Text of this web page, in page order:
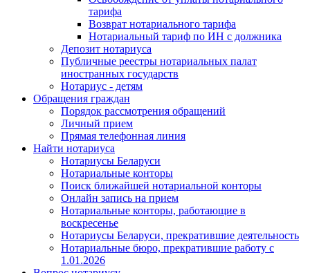
тарифа
Возврат нотариального тарифа
Нотариальный тариф по ИН с должника
Депозит нотариуса
Публичные реестры нотариальных палат
иностранных государств
Нотариус - детям
Обращения граждан
Порядок рассмотрения обращений
Личный прием
Прямая телефонная линия
Найти нотариуса
Нотариусы Беларуси
Нотариальные конторы
Поиск ближайшей нотариальной конторы
Онлайн запись на прием
Нотариальные конторы, работающие в
воскресенье
Нотариусы Беларуси, прекратившие деятельность
Нотариальные бюро, прекратившие работу с
1.01.2026